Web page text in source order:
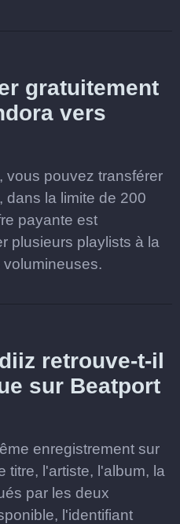
gratuitement
vers
vous pouvez transférer
dans la limite de 200
payante est
plusieurs playlists à la
retrouve-t-il
sur Beatport
enregistrement sur
titre, l'artiste, l'album, la
par les deux
l'identifiant